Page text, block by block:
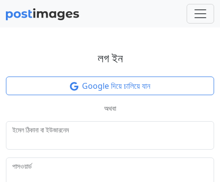
লগ ইন
Google দিয়ে চালিয়ে যান
অথবা
ইমেল ঠিকানা বা ইউজারনেম
পাসওয়ার্ড